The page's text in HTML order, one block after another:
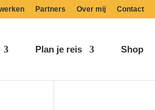
Partners Over mij Contact
Plan je reis Shop